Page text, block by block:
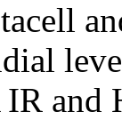
and